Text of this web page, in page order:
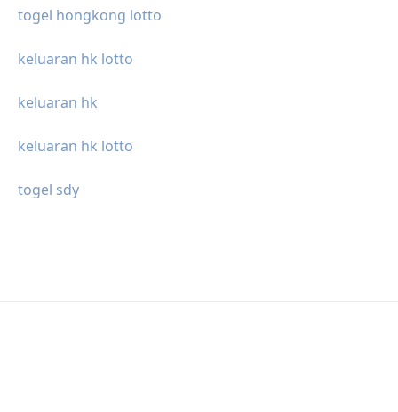
togel hongkong lotto
keluaran hk lotto
keluaran hk
keluaran hk lotto
togel sdy